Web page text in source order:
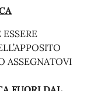
ASSEGNATOVI